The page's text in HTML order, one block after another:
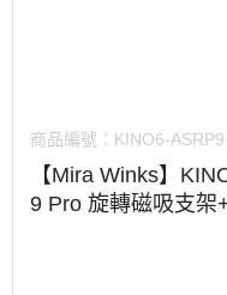
商品編號： KINO6-ASRP9
【Mira Winks】
9 Pro 旋轉磁吸支架